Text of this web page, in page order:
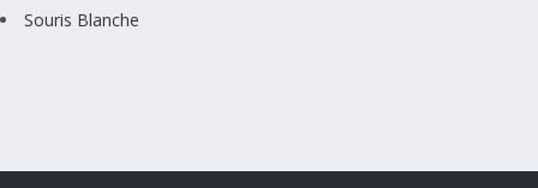
Souris Blanche